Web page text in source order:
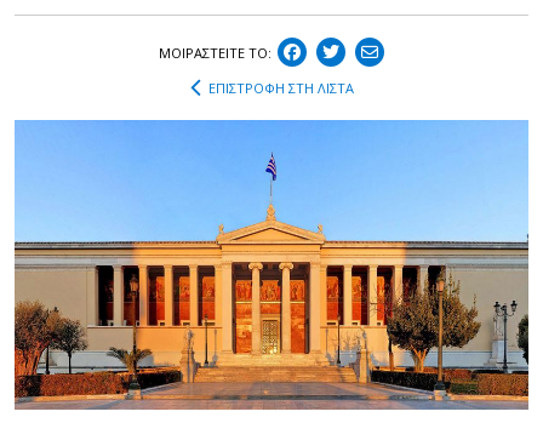
ΜΟΙΡΑΣΤEIΤΕ ΤΟ:
ΕΠΙΣΤΡΟΦΗ ΣΤΗ ΛΙΣΤΑ